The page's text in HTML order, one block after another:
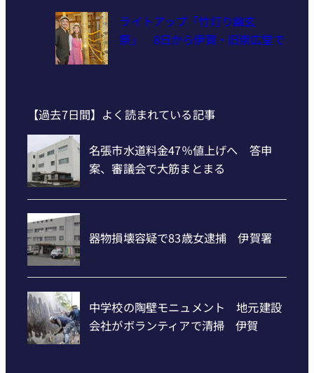
ライトアップ「竹灯り幽玄
祭」 8日から伊賀・旧崇広堂で
【過去7日間】よく読まれている記事